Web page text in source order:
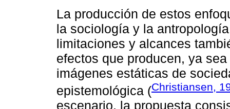
La producción de estos
la sociología y la
limitaciones y alcances
efectos que producen, ya
imágenes estáticas de
epistemológica (Christiansen,
escenario, la propuesta